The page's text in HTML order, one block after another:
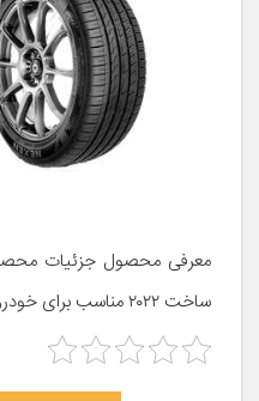
ساخت ۲۰۲۲ مناسب برای خودرو بی ام دبلیو ۳۱۸i بی ام دبلیو […]